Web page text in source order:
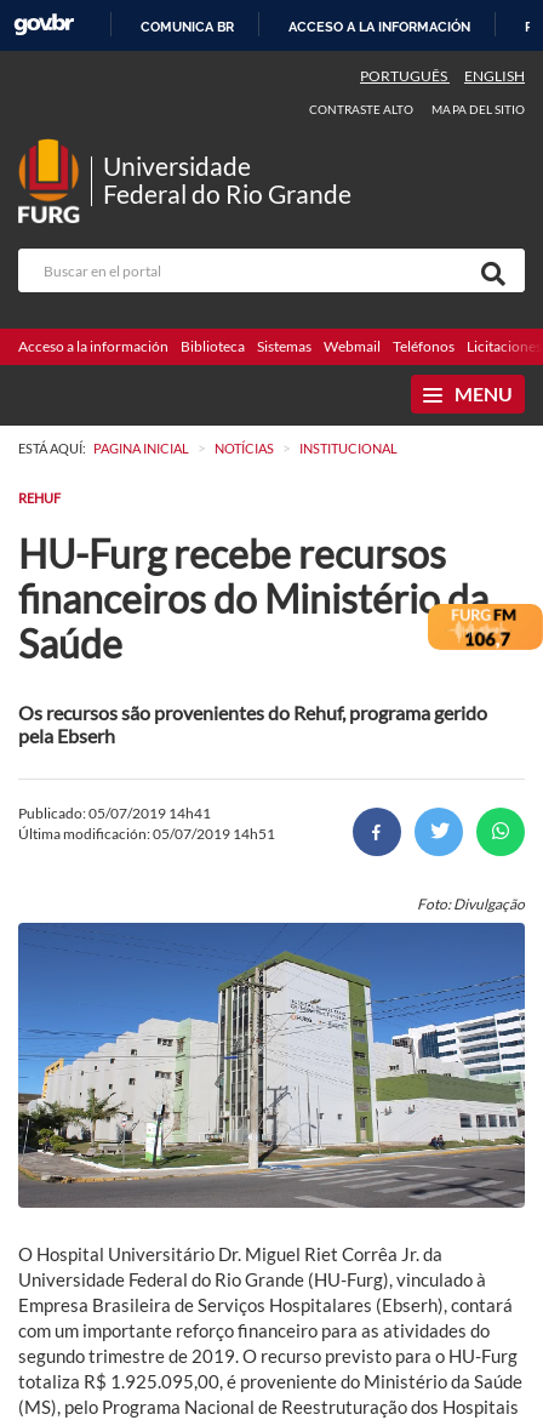
CONTENIDO
COMUNICA BR ACCESO A LA INFORMACIÓN
PORTUGUÊS ENGLISH
CONTRASTE ALTO MAPA DEL SITIO
Universidade
Federal do Rio Grande
Acceso a la información Biblioteca Sistemas Webmail Teléfonos Licitaciones
MENU
ESTÁ AQUÍ: PAGINA INICIAL > NOTÍCIAS > INSTITUCIONAL
REHUF
HU-Furg recebe recursos
financeiros do Ministério da
Saúde
Os recursos são provenientes do Rehuf, programa gerido
pela Ebserh
Publicado: 05/07/2019 14h41
Última modificación: 05/07/2019 14h51
Foto: Divulgação
O Hospital Universitário Dr. Miguel Riet Corrêa Jr. da
Universidade Federal do Rio Grande (HU-Furg), vinculado à
Empresa Brasileira de Serviços Hospitalares (Ebserh), contará
com um importante reforço financeiro para as atividades do
segundo trimestre de 2019. O recurso previsto para o HU-Furg
totaliza R$ 1.925.095,00, é proveniente do Ministério da Saúde
(MS), pelo Programa Nacional de Reestruturação dos Hospitais